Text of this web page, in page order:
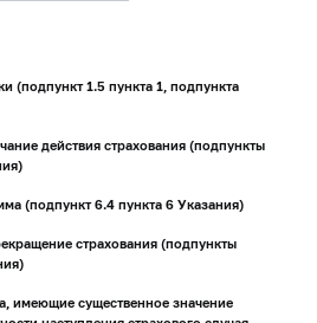
(подпункт 1.5 пункта 1, подпункта
действия страхования (подпункты
(подпункт 6.4 пункта 6 Указания)
страхования (подпункты
имеющие существенное значение